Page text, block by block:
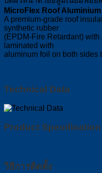
MicroFlex Roof
A premium-grade roof
synthetic rubber
(EPDM-Fire Retardant)
laminated with
aluminum foil on both sides
Technical Data
Product Speoifioation
วิธีการติดตั้ง